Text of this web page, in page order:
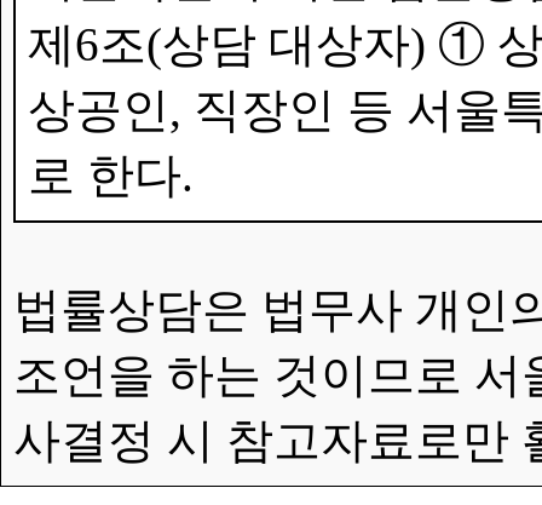
제6조(상담 대상자) ①
상공인, 직장인 등 서울
로 한다.
법률상담은 법무사 개인
조언을 하는 것이므로
사결정 시 참고자료로만